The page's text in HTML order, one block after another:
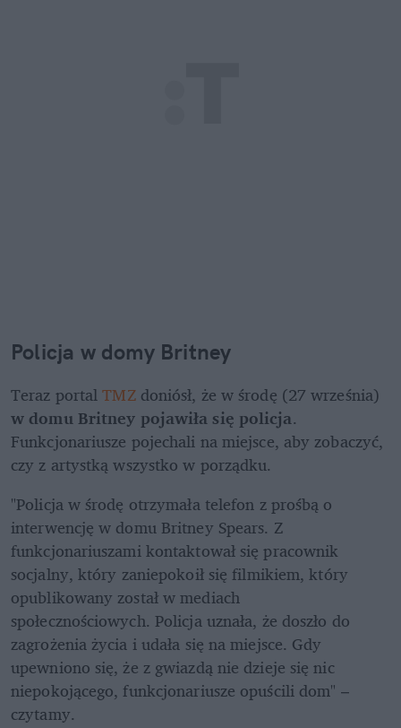
Policja w domy Britney
Teraz portal TMZ
w domu Britney pojawiła się policja.
Funkcjonariusze pojechali na miejsce, aby zobaczyć,
czy z artystką wszystko w porządku.
"Policja w środę otrzymała telefon z prośbą o
interwencję w domu Britney Spears. Z
funkcjonariuszami kontaktował się pracownik
socjalny, który zaniepokoił się filmikiem, który
opublikowany został w mediach
społecznościowych. Policja uznała, że doszło do
zagrożenia życia i udała się na miejsce. Gdy
upewniono się, że z gwiazdą nie dzieje się nic
niepokojącego, funkcjonariusze opuścili dom" –
czytamy.